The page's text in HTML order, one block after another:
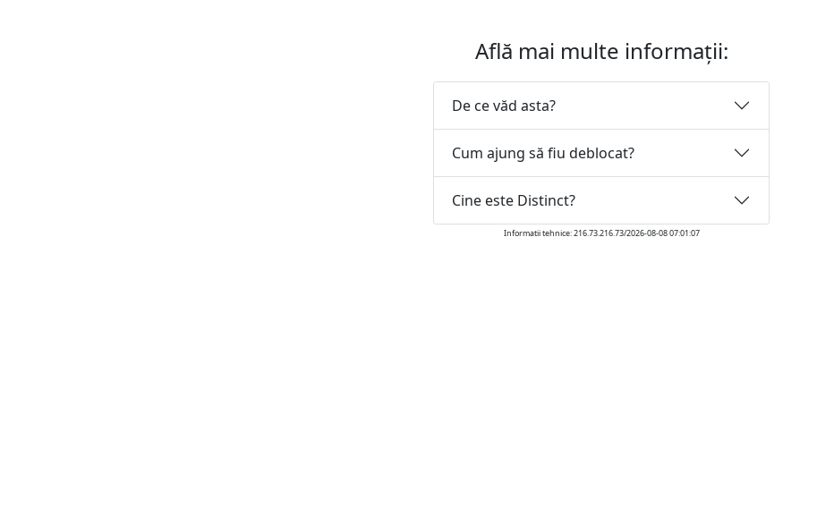
Află mai multe informații:
De ce văd asta?
Cum ajung să fiu deblocat?
Cine este Distinct?
Informatii tehnice: 216.73.216.73/2026-08-08 07:01:07